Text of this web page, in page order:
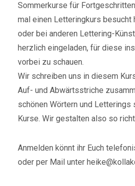
Sommerkurse für
mal einen Letteringkurs besucht
oder bei anderen Lettering-
herzlich eingeladen, für diese
vorbei zu schauen.
Wir schreiben uns in diesem
Auf- und Abwärtsstriche
schönen Wörtern und
Kurse. Wir gestalten also so
Anmelden könnt ihr Euch
oder per Mail unter